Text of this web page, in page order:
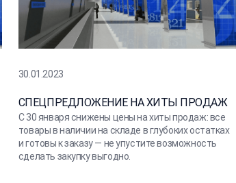
30.01.2023
СПЕЦПРЕДЛОЖЕНИЕ НА ХИТЫ ПРОДАЖ
С 30 января снижены цены на хиты продаж: все
товары в наличии на складе в глубоких остатках
и готовы к заказу — не упустите возможность
сделать закупку выгодно.